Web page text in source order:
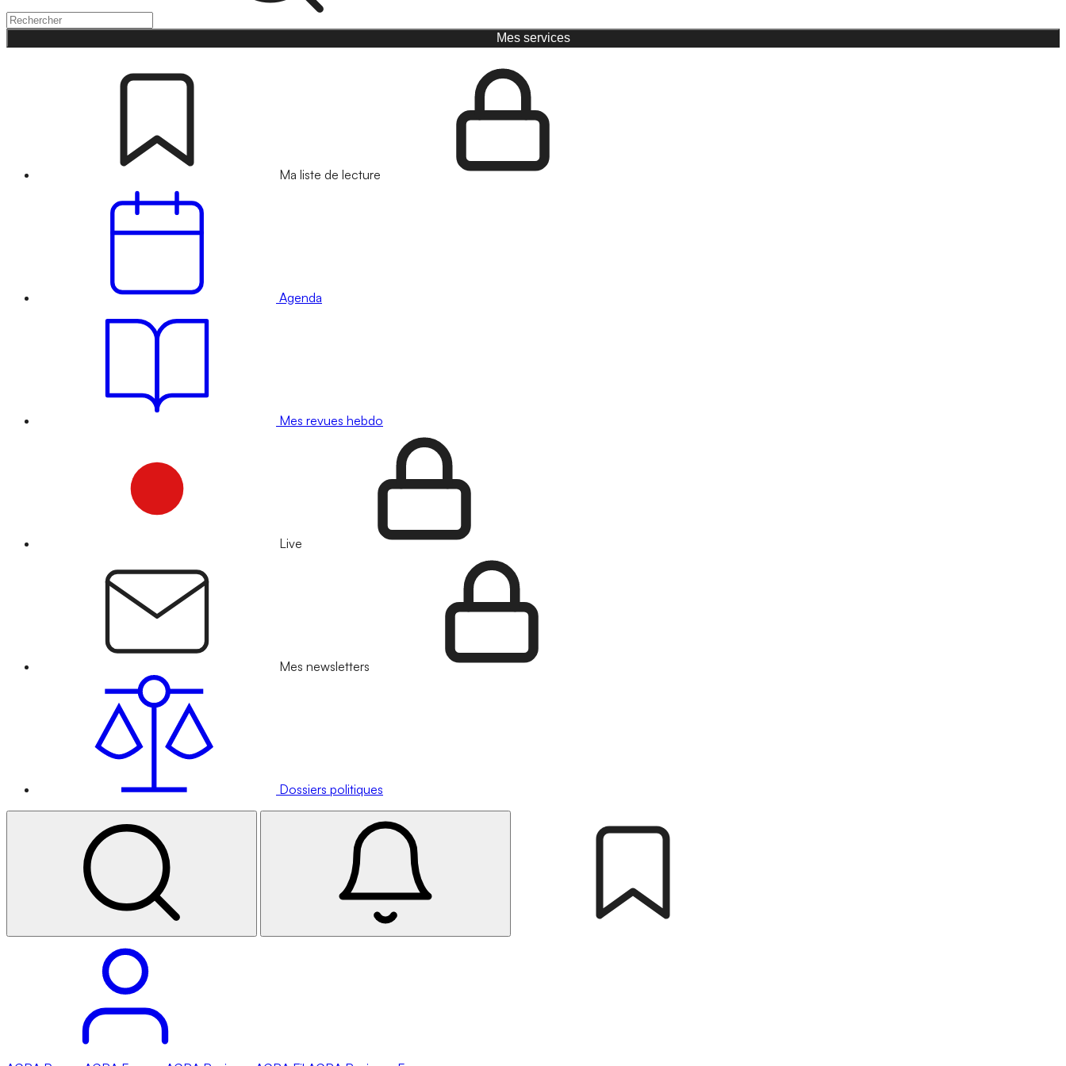
Mes services
Ma liste de lecture
Agenda
Mes revues hebdo
Live
Mes newsletters
Dossiers politiques